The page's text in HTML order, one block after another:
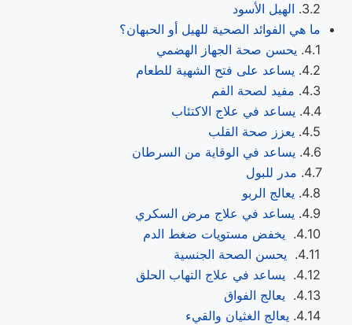
الهيل الأسود
ما هي الفوائد الصحية للهيل أو الحبهان؟
يحسن صحة الجهاز الهضمي
يساعد على فتح الشهية للطعام
مفيد لصحة الفم
يساعد في علاج الاكتئاب
يعزز صحة القلب
يساعد في الوقاية من السرطان
مدر للبول
يعالج الربو
يساعد في علاج مرض السكري
يخفض مستويات ضغط الدم
يحسن الصحة الجنسية
يساعد في علاج التهاب الحلق
يعالج الفواق
يعالج الغثيان والقيء